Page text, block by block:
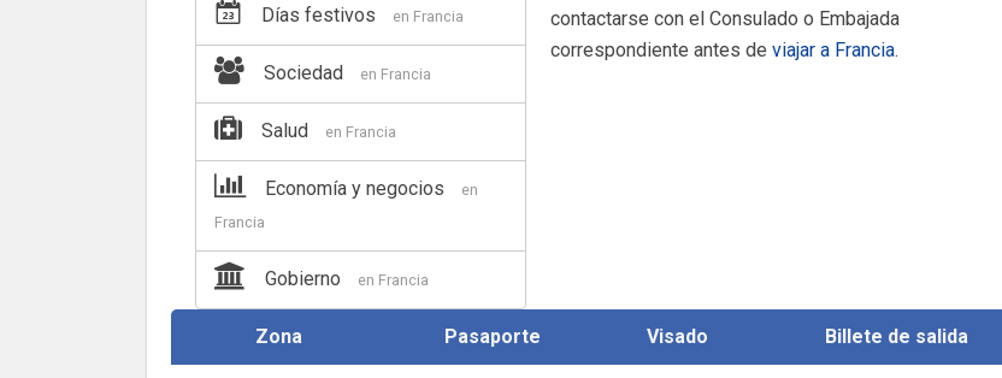
Días festivos en Francia
Sociedad en Francia
Salud en Francia
Economía y negocios
en
Francia
Gobierno en Francia
contactarse con el Consulado o Embajada
correspondiente antes de viajar a Francia.
Zona Pasaporte Visado Billete de salida